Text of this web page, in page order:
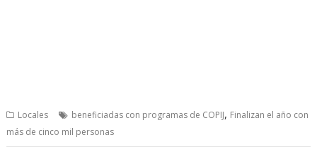
Locales beneficiadas con programas de COPIJ, Finalizan el año con
más de cinco mil personas